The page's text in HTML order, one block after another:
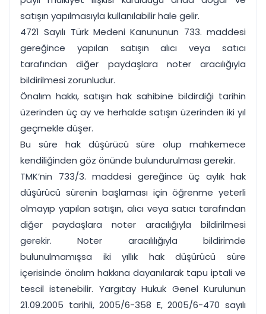
satışın yapılmasıyla kullanılabilir hale gelir.
4721 Sayılı Türk Medeni Kanununun 733. maddesi
gereğince yapılan satışın alıcı veya satıcı
tarafından diğer paydaşlara noter aracılığıyla
bildirilmesi zorunludur.
Önalım hakkı, satışın hak sahibine bildirdiği tarihin
üzerinden üç ay ve herhalde satışın üzerinden iki yıl
geçmekle düşer.
Bu süre hak düşürücü süre olup mahkemece
kendiliğinden göz önünde bulundurulması gerekir.
TMK’nin 733/3. maddesi gereğince üç aylık hak
düşürücü sürenin başlaması için öğrenme yeterli
olmayıp yapılan satışın, alıcı veya satıcı tarafından
diğer paydaşlara noter aracılığıyla bildirilmesi
gerekir. Noter aracılılığıyla bildirimde
bulunulmamışsa iki yıllık hak düşürücü süre
içerisinde önalım hakkına dayanılarak tapu iptali ve
tescil istenebilir. Yargıtay Hukuk Genel Kurulunun
21.09.2005 tarihli, 2005/6-358 E, 2005/6-470 sayılı